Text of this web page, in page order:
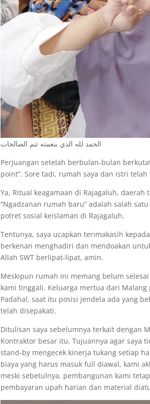
الحمد لله الذي بنعمته تتم الصالحات
Perjuangan setelah berbulan-bulan
point”. Sore tadi, rumah saya dan istri telah
Ya, Ritual keagamaan di Rajagaluh,
“Ngadzanan rumah baru” adalah salah
potret sosial keislaman di Rajagaluh.
Tentunya, saya ucapkan terimakasih
berkenan menghadiri dan mendoakan
Allah SWT berlipat-lipat, amin.
Meskipun rumah ini memang belum selesai
kami tinggali. Keluarga mertua dari
Padahal, saat itu posisi jendela ada yang
telah disepakati.
Ditulisan saya sebelumnya terkait dengan
Kontraktor besar itu. Tujuannya agar saya
stand-by mengecek kinerja tukang setiap
biaya yang harus masuk full diawal, kami
meski sebetulnya, pembangunan kami
pembayaran upah harian dan material